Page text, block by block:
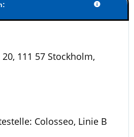
111 57 Stockholm,
Colosseo, Linie B